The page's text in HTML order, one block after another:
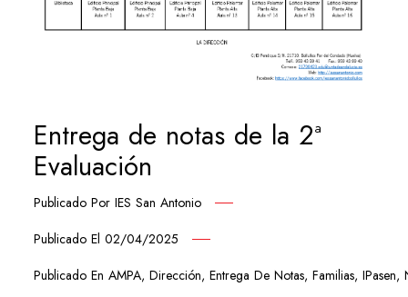
Entrega de notas de la 2ª
Evaluación
Publicado PorIES San Antonio
Publicado El02/04/2025
Publicado EnAMPA,Dirección,Entrega De Notas,Familias,IPasen,